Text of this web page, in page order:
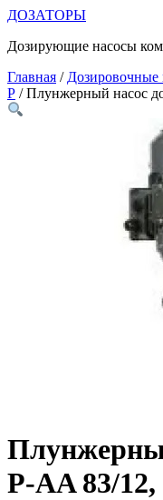
Перейти
содержимому
ДОЗАТОРЫ
Дозирующие насосы
Главная / Дозировочные
P / Плунжерный насос
P-AA 83/